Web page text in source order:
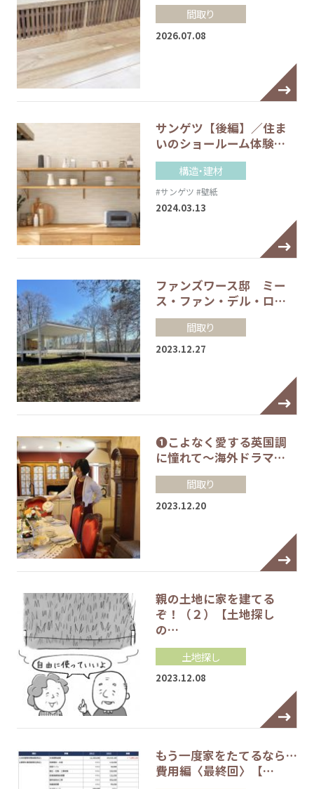
間取り
2026.07.08
サンゲツ【後編】／住ま
いのショールーム体験…
構造・建材
#サンゲツ #壁紙
2024.03.13
ファンズワース邸 ミー
ス・ファン・デル・ロ…
間取り
2023.12.27
❶こよなく愛する英国調
に憧れて～海外ドラマ…
間取り
2023.12.20
親の土地に家を建てる
ぞ！（２）【土地探し
の…
土地探し
2023.12.08
もう一度家をたてるなら…
費用編〈最終回〉【…